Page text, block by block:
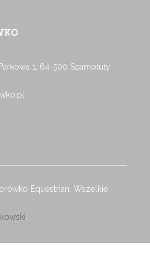
1, 64-500 Szamotuły
Equestrian. Wszelkie